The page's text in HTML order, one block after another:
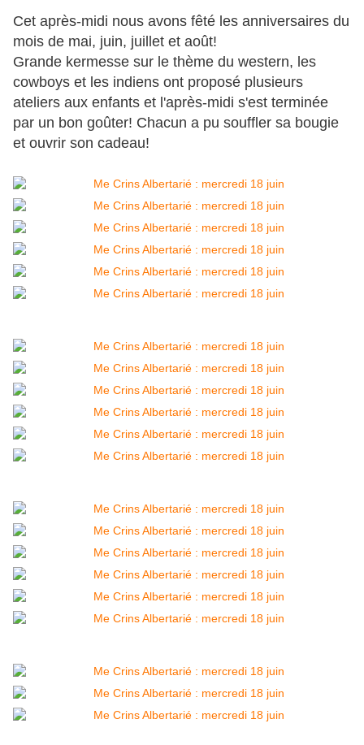
Cet après-midi nous avons fêté les anniversaires du
mois de mai, juin, juillet et août!
Grande kermesse sur le thème du western, les
cowboys et les indiens ont proposé plusieurs
ateliers aux enfants et l'après-midi s'est terminée
par un bon goûter! Chacun a pu souffler sa bougie
et ouvrir son cadeau!